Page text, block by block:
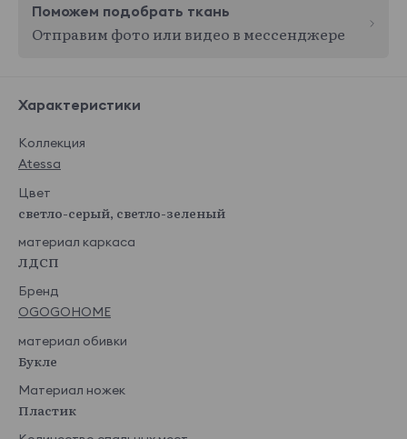
Поможем подобрать ткань
Отправим фото или видео в мессенджере
Характеристики
Коллекция
Atessa
Цвет
светло-серый, светло-зеленый
материал каркаса
ЛДСП
Бренд
OGOGOHOME
материал обивки
Букле
Материал ножек
Пластик